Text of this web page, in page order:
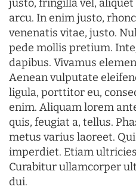
justo, fringilla vel,
arcu. In enim justo,
venenatis vitae, justo.
pede mollis pretium.
dapibus. Vivamus
Aenean vulputate
ligula, porttitor eu,
enim. Aliquam lorem
quis, feugiat a, tellus.
metus varius laoreet.
imperdiet. Etiam
Curabitur ullamcorper
dui.